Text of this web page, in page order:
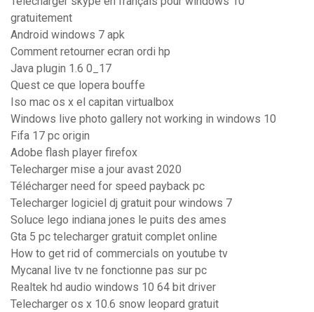
gratuitement
Android windows 7 apk
Comment retourner ecran ordi hp
Java plugin 1.6 0_17
Quest ce que lopera bouffe
Iso mac os x el capitan virtualbox
Windows live photo gallery not working in windows 10
Fifa 17 pc origin
Adobe flash player firefox
Telecharger mise a jour avast 2020
Télécharger need for speed payback pc
Telecharger logiciel dj gratuit pour windows 7
Soluce lego indiana jones le puits des ames
Gta 5 pc telecharger gratuit complet online
How to get rid of commercials on youtube tv
Mycanal live tv ne fonctionne pas sur pc
Realtek hd audio windows 10 64 bit driver
Telecharger os x 10.6 snow leopard gratuit